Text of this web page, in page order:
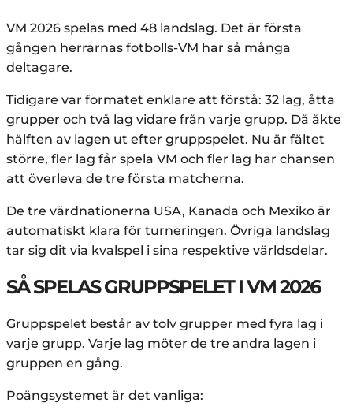
VM 2026 spelas med 48 landslag. Det är första
gången herrarnas fotbolls-VM har så många
deltagare.
Tidigare var formatet enklare att förstå: 32 lag, åtta
grupper och två lag vidare från varje grupp. Då åkte
hälften av lagen ut efter gruppspelet. Nu är fältet
större, fler lag får spela VM och fler lag har chansen
att överleva de tre första matcherna.
De tre värdnationerna USA, Kanada och Mexiko är
automatiskt klara för turneringen. Övriga landslag
tar sig dit via kvalspel i sina respektive världsdelar.
SÅ SPELAS GRUPPSPELET I VM 2026
Gruppspelet består av tolv grupper med fyra lag i
varje grupp. Varje lag möter de tre andra lagen i
gruppen en gång.
Poängsystemet är det vanliga: